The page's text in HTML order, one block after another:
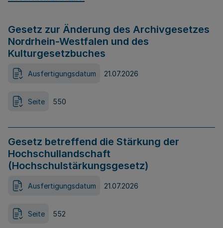
Gesetz zur Änderung des Archivgesetzes
Nordrhein-Westfalen und des
Kulturgesetzbuches
Ausfertigungsdatum 21.07.2026
Seite 550
Gesetz betreffend die Stärkung der
Hochschullandschaft
(Hochschulstärkungsgesetz)
Ausfertigungsdatum 21.07.2026
Seite 552